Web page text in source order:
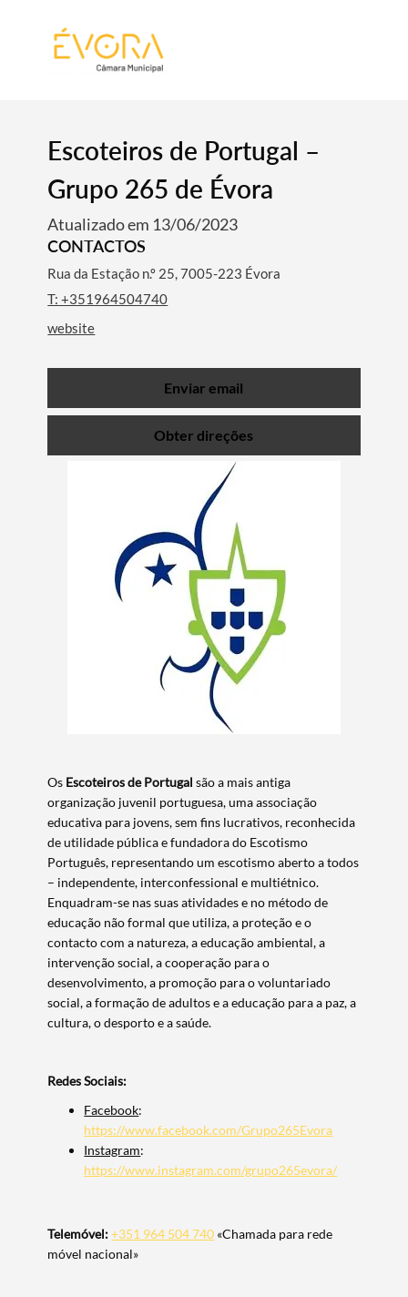
Termo de Pesquisa
Categorias gerais
Filtros
Escoteiros de Portugal –
Grupo 265 de Évora
Atualizado em 13/06/2023
CONTACTOS
Rua da Estação n.º 25, 7005-223 Évora
T: +351964504740
website
Enviar email
Obter direções
Os Escoteiros de Portugal são a mais antiga
organização juvenil portuguesa, uma associação
educativa para jovens, sem fins lucrativos, reconhecida
de utilidade pública e fundadora do Escotismo
Português, representando um escotismo aberto a todos
– independente, interconfessional e multiétnico.
Enquadram-se nas suas atividades e no método de
educação não formal que utiliza, a proteção e o
contacto com a natureza, a educação ambiental, a
intervenção social, a cooperação para o
desenvolvimento, a promoção para o voluntariado
social, a formação de adultos e a educação para a paz, a
cultura, o desporto e a saúde.
Redes Sociais:
Facebook:
https://www.facebook.com/Grupo265Evora
Instagram:
https://www.instagram.com/grupo265evora/
Telemóvel:+351 964 504 740 «Chamada para rede
móvel nacional»